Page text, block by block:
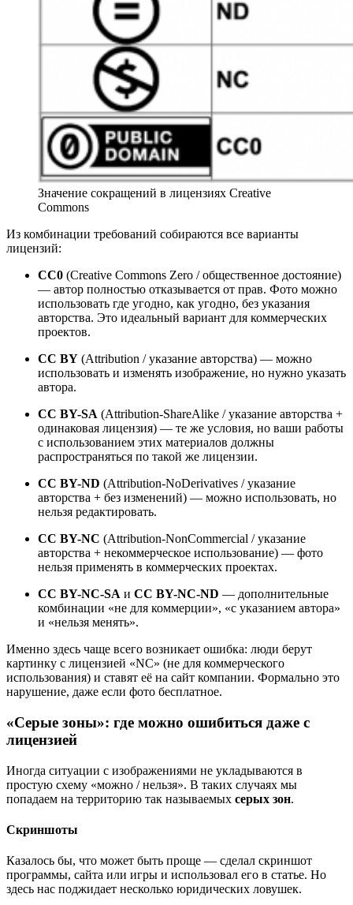
Значение сокращений в лицензиях Creative
Commons
Из комбинации требований собираются все варианты
лицензий:
CC0 (Creative Commons Zero / общественное достояние)
— автор полностью отказывается от прав. Фото можно
использовать где угодно, как угодно, без указания
авторства. Это идеальный вариант для коммерческих
проектов.
CC BY (Attribution / указание авторства) — можно
использовать и изменять изображение, но нужно указать
автора.
CC BY-SA (Attribution-ShareAlike / указание авторства +
одинаковая лицензия) — те же условия, но ваши работы
с использованием этих материалов должны
распространяться по такой же лицензии.
CC BY-ND (Attribution-NoDerivatives / указание
авторства + без изменений) — можно использовать, но
нельзя редактировать.
CC BY-NC (Attribution-NonCommercial / указание
авторства + некоммерческое использование) — фото
нельзя применять в коммерческих проектах.
CC BY-NC-SA и CC BY-NC-ND — дополнительные
комбинации «не для коммерции», «с указанием автора»
и «нельзя менять».
Именно здесь чаще всего возникает ошибка: люди берут
картинку с лицензией «NC» (не для коммерческого
использования) и ставят её на сайт компании. Формально это
нарушение, даже если фото бесплатное.
«Серые зоны»: где можно ошибиться даже с
лицензией
Иногда ситуации с изображениями не укладываются в
простую схему «можно / нельзя». В таких случаях мы
попадаем на территорию так называемых серых зон.
Скриншоты
Казалось бы, что может быть проще — сделал скриншот
программы, сайта или игры и использовал его в статье. Но
здесь нас поджидает несколько юридических ловушек.